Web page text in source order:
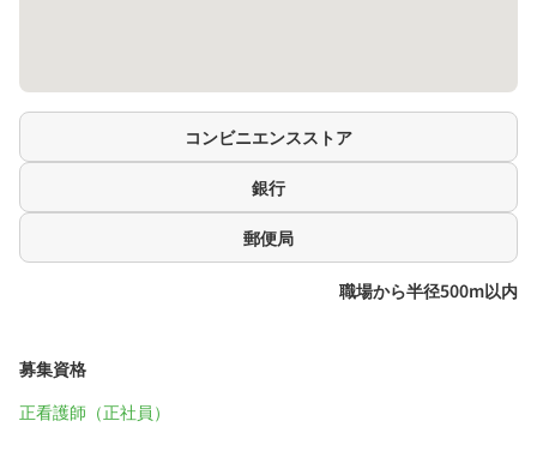
コンビニエンスストア
銀行
郵便局
職場から半径500m以内
募集資格
正看護師（正社員）